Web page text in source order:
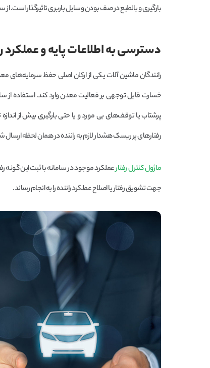
بارگیری و بالطبع در صف بودن وسایل باربری تاثیرگذار است.
دسترسی به اطلاعات پایه و عملکرد
رانندگان ماشین آلات یکی از ارکان اصلی حفظ سرمایه‌های
خسارت قابل توجهی بر فعالیت معدن وارد کند. استفاده از
پرشتاب یا توقف‌های بی مورد و یا حتی بارگیری بیش از
رفتارهای پر ریسک هشدار لازم به راننده در همان لحظه ارسال
ماژول کنترل رفتارعملکرد موجود در سامانه با ثبت این گونه
جهت تشویق رفتار یا اصلاح عملکرد راننده را به انجام رساند.